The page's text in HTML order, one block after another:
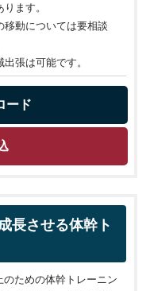
ます。
移動については要相談
出張は可能です。
ード
長させる体幹ト
ための体幹トレーニン